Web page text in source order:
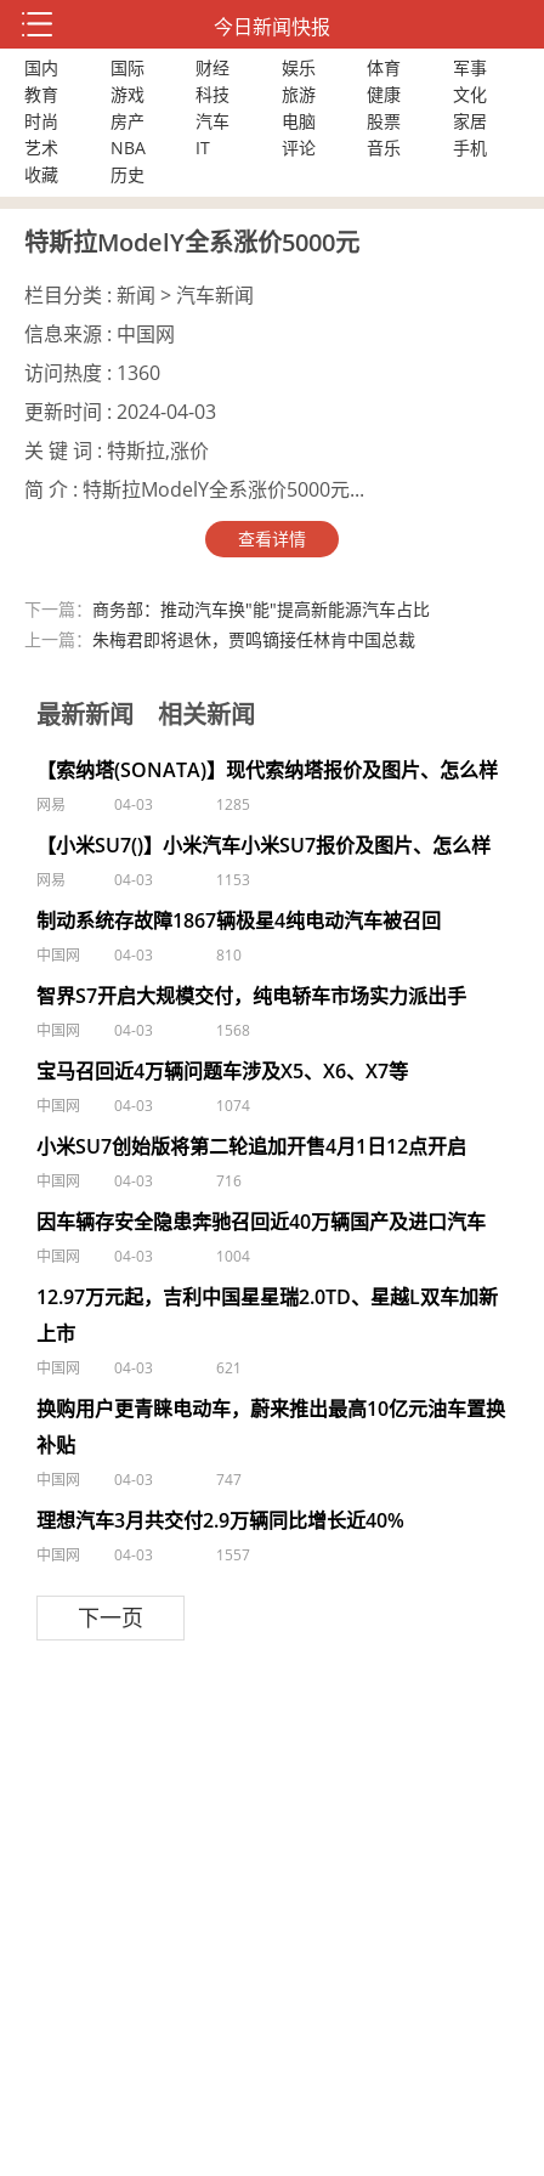
今日新闻快报
国内 国际 财经 娱乐 体育
军事
教育
游戏 科技 旅游 健康
文化
时尚
房产 汽车 电脑 股票
家居
艺术
NBA IT 评论 音乐
手机
收藏
历史
特斯拉ModelY全系涨价5000元
栏目分类 : 新闻 > 汽车新闻
信息来源 : 中国网
访问热度 : 1360
更新时间 : 2024-04-03
关 键 词 : 特斯拉,涨价
简 介 : 特斯拉ModelY全系涨价5000元...
查看详情
下一篇： 商务部：推动汽车换"能"提高新能源汽车占比
上一篇： 朱梅君即将退休，贾鸣镝接任林肯中国总裁
最新新闻 相关新闻
【索纳塔(SONATA)】现代索纳塔报价及图片、怎么样
网易 04-03 1285
【小米SU7()】小米汽车小米SU7报价及图片、怎么样
网易 04-03 1153
制动系统存故障1867辆极星4纯电动汽车被召回
中国网 04-03 810
智界S7开启大规模交付，纯电轿车市场实力派出手
中国网 04-03 1568
宝马召回近4万辆问题车涉及X5、X6、X7等
中国网 04-03 1074
小米SU7创始版将第二轮追加开售4月1日12点开启
中国网 04-03 716
因车辆存安全隐患奔驰召回近40万辆国产及进口汽车
中国网 04-03 1004
12.97万元起，吉利中国星星瑞2.0TD、星越L双车加新
上市
中国网 04-03 621
换购用户更青睐电动车，蔚来推出最高10亿元油车置换
补贴
中国网 04-03 747
理想汽车3月共交付2.9万辆同比增长近40%
中国网 04-03 1557
下一页